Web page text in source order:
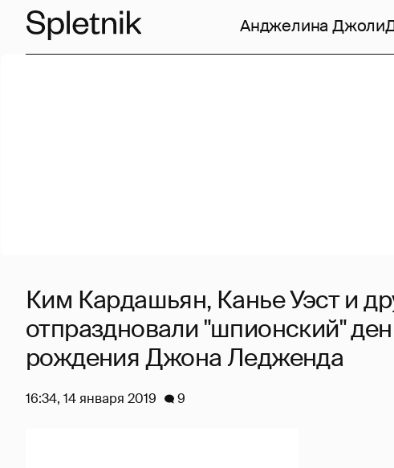
Анджелина Джоли
Ким Кардашьян, Канье Уэст и
отпраздновали "шпионский"
рождения Джона Ледженда
16:34, 14 января 2019 9